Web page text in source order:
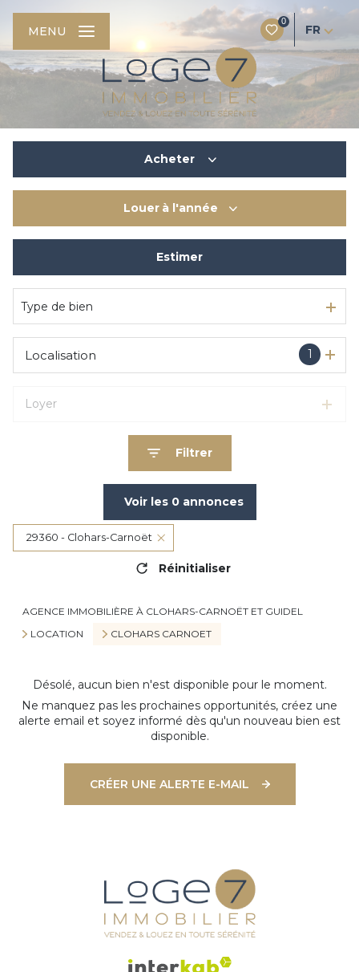
0
FR
MENU
Acheter
Du neuf
Louer à l'année
De l'immo pro
Estimer
Type de bien
1
Localisation
Loyer
Filtrer
Voir les 0annonces
29360 - Clohars-Carnoët
Réinitialiser
AGENCE IMMOBILIÈRE À CLOHARS-CARNOËT ET GUIDEL
LOCATION
CLOHARS CARNOET
Désolé, aucun bien n'est disponible pour le moment.
Ne manquez pas les prochaines opportunités, créez une
alerte email et soyez informé dès qu'un nouveau bien est
disponible.
CRÉER UNE ALERTE E-MAIL